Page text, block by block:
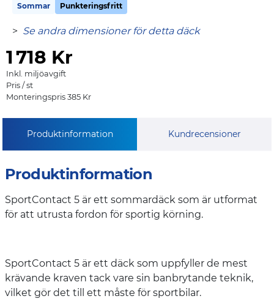
Sommar Punkteringsfritt
> Se andra dimensioner för detta däck
1718 Kr
Inkl. miljöavgift
Pris / st
Monteringspris 385 Kr
Produktinformation Kundrecensioner
Produktinformation
SportContact 5 är ett sommardäck som är utformat
för att utrusta fordon för sportig körning.
SportContact 5 är ett däck som uppfyller de mest
krävande kraven tack vare sin banbrytande teknik,
vilket gör det till ett måste för sportbilar.